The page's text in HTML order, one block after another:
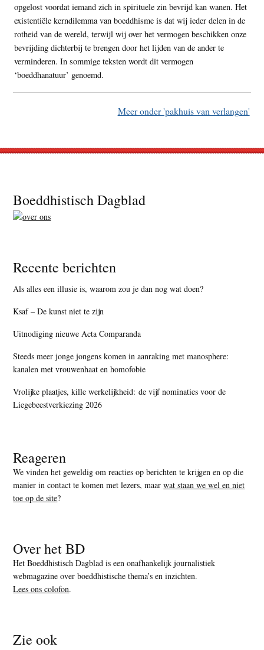
opgelost voordat iemand zich in spirituele zin bevrijd kan wanen. Het
existentiële kerndilemma van boeddhisme is dat wij ieder delen in de
rotheid van de wereld, terwijl wij over het vermogen beschikken onze
bevrijding dichterbij te brengen door het lijden van de ander te
verminderen. In sommige teksten wordt dit vermogen
‘boeddhanatuur’ genoemd.
Meer onder 'pakhuis van verlangen'
Footer
Boeddhistisch Dagblad
Recente berichten
Als alles een illusie is, waarom zou je dan nog wat doen?
Ksaf – De kunst niet te zijn
Uitnodiging nieuwe Acta Comparanda
Steeds meer jonge jongens komen in aanraking met manosphere:
kanalen met vrouwenhaat en homofobie
Vrolijke plaatjes, kille werkelijkheid: de vijf nominaties voor de
Liegebeestverkiezing 2026
Reageren
We vinden het geweldig om reacties op berichten te krijgen en op die
manier in contact te komen met lezers, maarwat staan we wel en niet
toe op de site?
Over het BD
Het Boeddhistisch Dagblad is een onafhankelijk journalistiek
webmagazine over boeddhistische thema’s en inzichten.
Lees ons colofon.
Zie ook